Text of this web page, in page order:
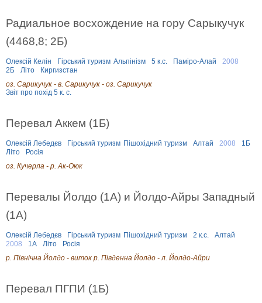
Радиальное восхождение на гору Сарыкучук
(4468,8; 2Б)
Олексій Келін Гірський туризм Альпінізм 5 к.с. Паміро-Алай
2008
2Б
Літо
Киргизстан
оз. Сарикучук - в. Сарикучук - оз. Сарикучук
Звіт про похід 5 к. с.
Перевал Аккем (1Б)
Олексій Лебедєв Гірський туризм Пішохідний туризм Алтай 2008
1Б
Літо
Росія
оз. Кучерла - р. Ак-Оюк
Перевалы Йолдо (1А) и Йолдо-Айры Западный
(1А)
Олексій Лебедєв Гірський туризм Пішохідний туризм 2 к.с.
Алтай
2008
1А Літо
Росія
р. Північна Йолдо - виток р. Південна Йолдо - л. Йолдо-Айри
Перевал ПГПИ (1Б)